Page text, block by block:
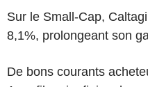
Sur le Small-Cap,
8,1%, prolongeant son
De bons courants